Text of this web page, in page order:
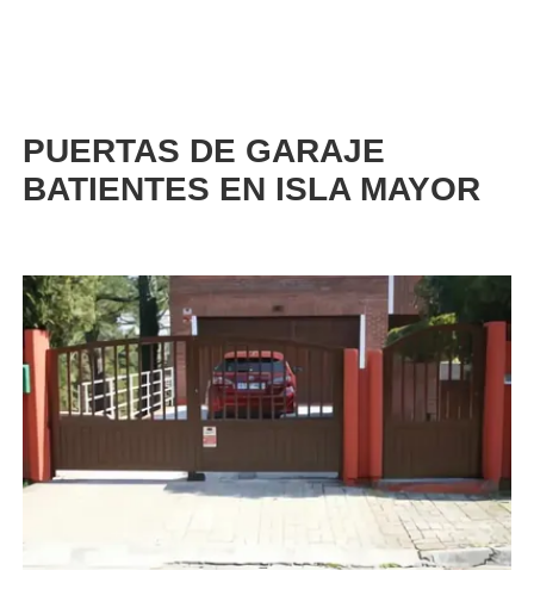
PUERTAS DE GARAJE
BATIENTES EN ISLA MAYOR